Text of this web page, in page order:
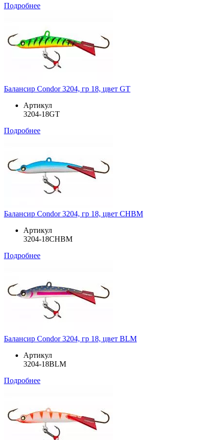
Подробнее
Балансир Condor 3204, гр 18, цвет GT
Артикул
3204-18GT
Подробнее
Балансир Condor 3204, гр 18, цвет CHBM
Артикул
3204-18CHBM
Подробнее
Балансир Condor 3204, гр 18, цвет BLM
Артикул
3204-18BLM
Подробнее